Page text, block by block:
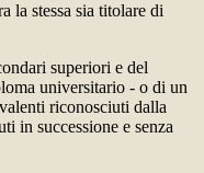
la stessa sia titolare di
superiori e del
universitario - o di un
riconosciuti dalla
in successione e senza